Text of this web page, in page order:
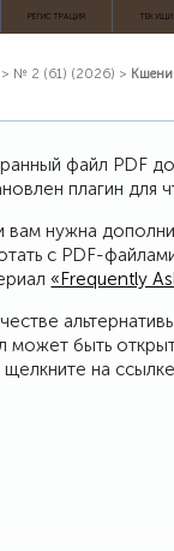
РЕГИСТРАЦИЯ
> № 2 (61) (2026) >
файл PDF
плагин для
вам нужна
с PDF-
«Frequently
может быть
щелкните на